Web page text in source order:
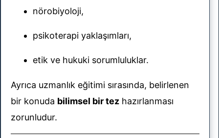
nörobiyoloji,
psikoterapi yaklaşımları,
etik ve hukuki sorumluluklar.
Ayrıca uzmanlık eğitimi sırasında, belirlenen
bir konuda bilimsel bir tez hazırlanması
zorunludur.